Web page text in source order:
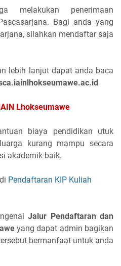
melakukan penerimaan
Bagi anda yang
silahkan mendaftar saja
lebih lanjut dapat anda baca
Lhokseumawe
biaya pendidikan utuk
kurang mampu secara
akademik baik.
Pendaftaran KIP Kuliah
Jalur Pendaftaran dan
yang dapat admin bagikan
bermanfaat untuk anda